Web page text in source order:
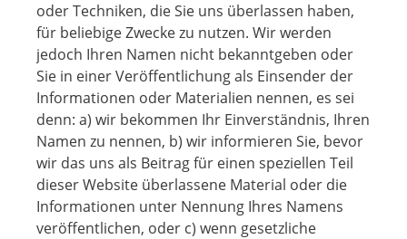
oder Techniken, die Sie uns überlassen haben,
für beliebige Zwecke zu nutzen. Wir werden
jedoch Ihren Namen nicht bekanntgeben oder
Sie in einer Veröffentlichung als Einsender der
Informationen oder Materialien nennen, es sei
denn: a) wir bekommen Ihr Einverständnis, Ihren
Namen zu nennen, b) wir informieren Sie, bevor
wir das uns als Beitrag für einen speziellen Teil
dieser Website überlassene Material oder die
Informationen unter Nennung Ihres Namens
veröffentlichen, oder c) wenn gesetzliche